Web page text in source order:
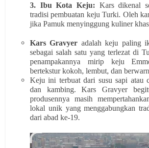
3. Ibu Kota Keju: Kars dikenal
tradisi pembuatan keju Turki. Oleh
jika Pamuk menyinggung kuliner
Kars Gravyer adalah keju paling
sebagai salah satu yang terlezat di
penampakannya mirip keju
bertekstur kokoh, lembut, dan
Keju ini terbuat dari susu sapi atau
dan kambing. Kars Gravyer
produsennya masih
lokal unik yang menggabungkan
dari abad ke-19.